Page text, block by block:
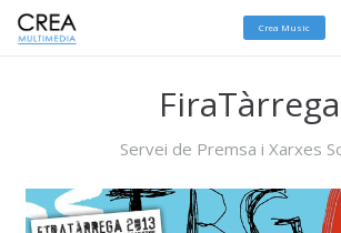
Crea Music
FiraTàrrega
Servei de Premsa i Xarxes